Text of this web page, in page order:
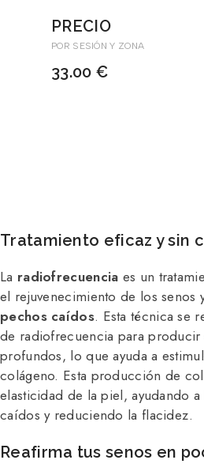
PRECIO
POR SESIÓN Y ZONA
33.00 €
Tratamiento eficaz y sin
La radiofrecuencia es un
el rejuvenecimiento de los senos
pechos caídos. Esta técnica se
de radiofrecuencia para
profundos, lo que ayuda a
colágeno. Esta producción de
elasticidad de la piel, ayudando
caídos y reduciendo la flacidez.
Reafirma tus senos en